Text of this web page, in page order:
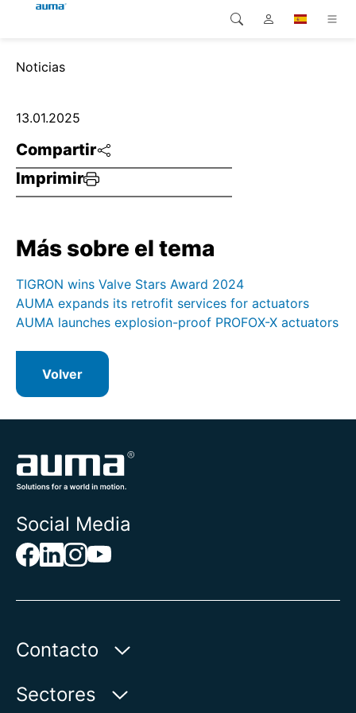
Productos
Soluciones
Descargas
Servicio
Global
Europa
Asia y Pacífico
Norteamérica
Búsqueda
Noticias
Compartir
Imprimir
13.01.2025
Más sobre el tema
TIGRON wins Valve Stars Award 2024
AUMA expands its retrofit services for actuators
AUMA launches explosion-proof PROFOX-X actuators
Volver
Social Media
Contacto
AUMA Riester
Sectores